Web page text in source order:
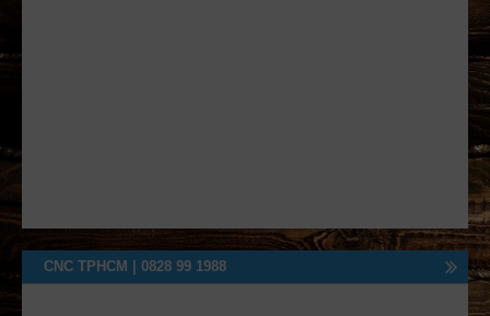
CNC TPHCM | 0828 99 1988